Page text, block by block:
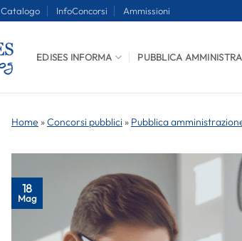
Catalogo InfoConcorsi Ammissioni
EDISES INFORMA PUBBLICA
Home »Concorsi pubblici » Pubblica
18
Mag